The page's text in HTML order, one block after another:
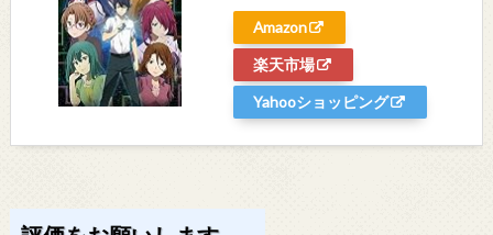
Amazon
楽天市場
Yahooショッピング